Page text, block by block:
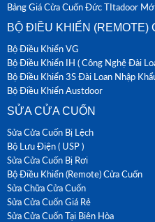
Bảng Giá Cửa Cuốn Đức TItadoor
BỘ ĐIỀU KHIỂN (REMOTE)
Bộ Điều Khiển VG
Bộ Điều Khiển IH ( Công Nghệ Đài
Bộ Điều Khiển 3S Đài Loan Nhập
Bộ Điều Khiển Austdoor
SỬA CỬA CUỐN
Sửa Cửa Cuốn Bị Lệch
Bộ Lưu Điện ( USP )
Sửa Cửa Cuốn Bị Rơi
Bộ Điều Khiển (Remote) Cửa Cuốn
Sửa Chữa Cửa Cuốn
Sửa Cửa Cuốn Giá Rẻ
Sửa Cửa Cuốn Tại Biên Hòa